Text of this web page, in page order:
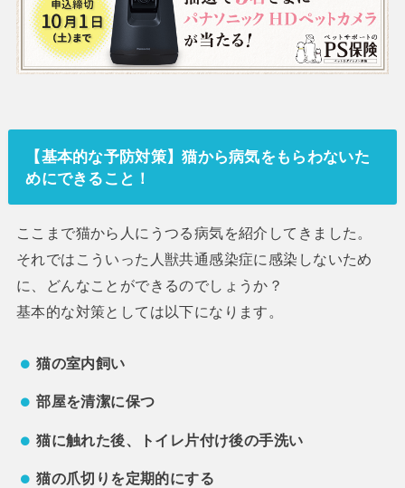
【基本的な予防対策】猫から病気をもらわないた
めにできること！
ここまで猫から人にうつる病気を紹介してきました。
それではこういった人獣共通感染症に感染しないため
に、どんなことができるのでしょうか？
基本的な対策としては以下になります。
猫の室内飼い
部屋を清潔に保つ
猫に触れた後、トイレ片付け後の手洗い
猫の爪切りを定期的にする